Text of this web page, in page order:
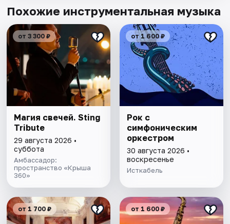
Похожие инструментальная музыка
от 3 300 ₽
Магия свечей. Sting
Tribute
29 августа 2026 •
суббота
Амбассадор:
пространство «Крыша
360»
от 1 600 ₽
Рок с
симфоническим
оркестром
30 августа 2026 •
воскресенье
Исткабель
от 1 700 ₽ от 1 600 ₽